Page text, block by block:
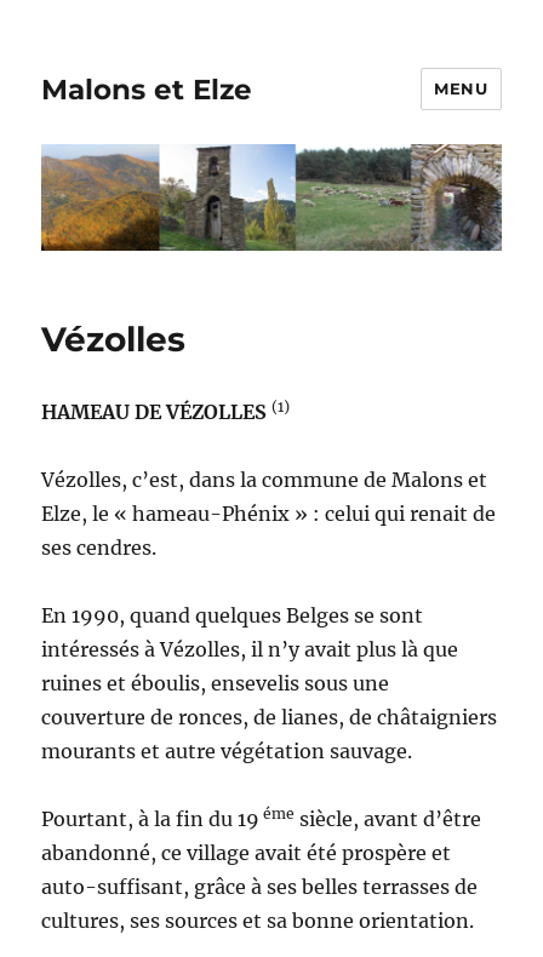
Malons et Elze MENU
Vézolles
HAMEAU DE VÉZOLLES(1)
Vézolles, c’est, dans la commune de Malons et
Elze, le « hameau-Phénix » : celui qui renait de
ses cendres.
En 1990, quand quelques Belges se sont
intéressés à Vézolles, il n’y avait plus là que
ruines et éboulis, ensevelis sous une
couverture de ronces, de lianes, de châtaigniers
mourants et autre végétation sauvage.
Pourtant, à la fin du 19 éme siècle, avant d’être
abandonné, ce village avait été prospère et
auto-suffisant, grâce à ses belles terrasses de
cultures, ses sources et sa bonne orientation.